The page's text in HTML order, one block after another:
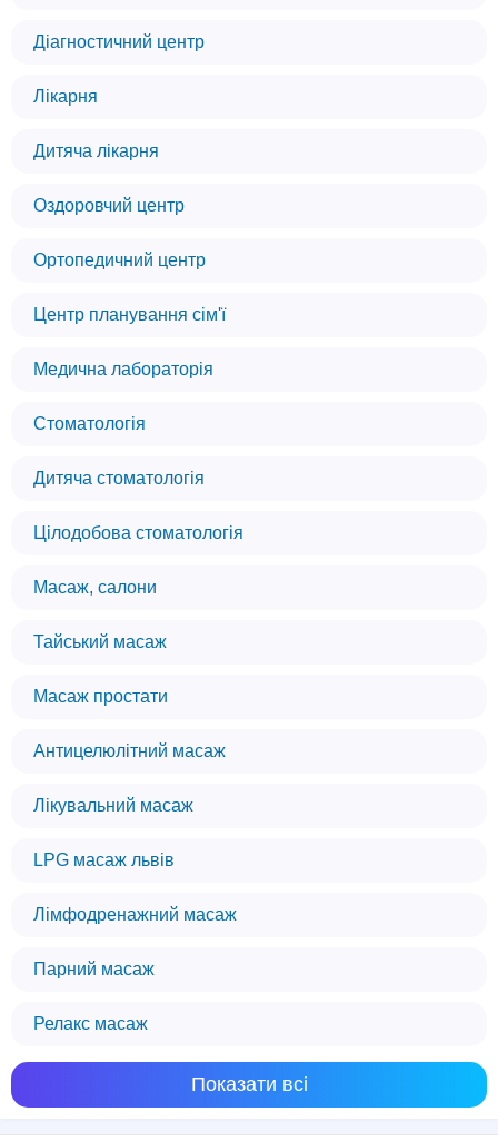
Діагностичний центр
Лікарня
Дитяча лікарня
Оздоровчий центр
Ортопедичний центр
Центр планування сім'ї
Медична лабораторія
Стоматологія
Дитяча стоматологія
Цілодобова стоматологія
Масаж, салони
Тайський масаж
Масаж простати
Антицелюлітний масаж
Лікувальний масаж
LPG масаж львів
Лімфодренажний масаж
Парний масаж
Релакс масаж
Показати всі
Ми використовуємо файли cookie